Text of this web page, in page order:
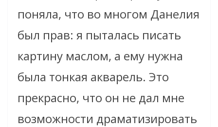
поняла, что во многом Данелия
был прав: я пыталась писать
картину маслом, а ему нужна
была тонкая акварель. Это
прекрасно, что он не дал мне
возможности драматизировать